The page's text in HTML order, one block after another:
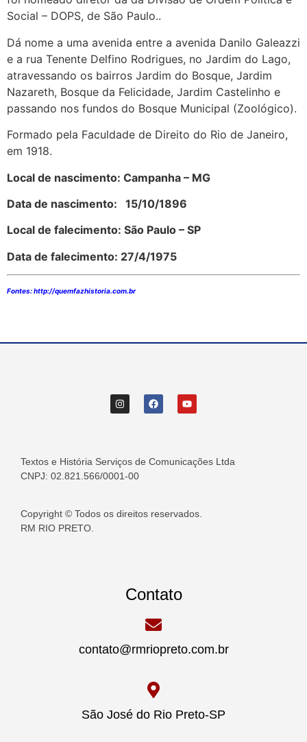
Social – DOPS, de São Paulo..
Dá nome a uma avenida entre a avenida Danilo Galeazzi
e a rua Tenente Delfino Rodrigues, no Jardim do Lago,
atravessando os bairros Jardim do Bosque, Jardim
Nazareth, Bosque da Felicidade, Jardim Castelinho e
passando nos fundos do Bosque Municipal (Zoológico).
Formado pela Faculdade de Direito do Rio de Janeiro,
em 1918.
Local de nascimento: Campanha – MG
Data de nascimento: 15/10/1896
Local de falecimento: São Paulo – SP
Data de falecimento: 27/4/1975
Fontes: http://quemfazhistoria.com.br
Textos e História Serviços de Comunicações Ltda
CNPJ: 02.821.566/0001-00
Copyright © Todos os direitos reservados.
RM RIO PRETO.
Contato
contato@rmriopreto.com.br
São José do Rio Preto-SP